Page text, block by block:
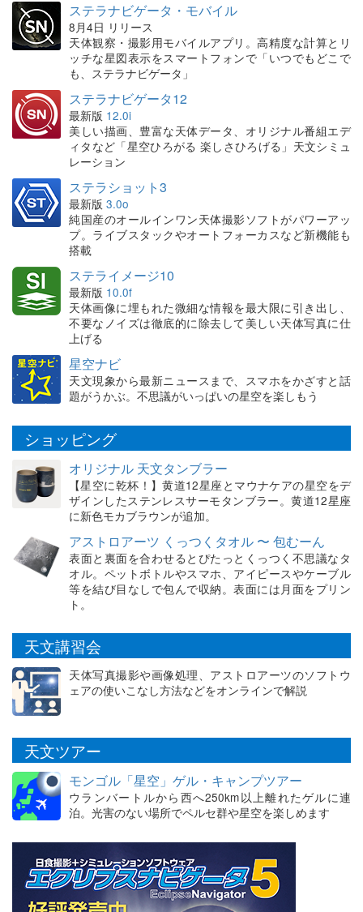
ステラナビゲータ・モバイル
8月4日 リリース
天体観察・撮影用モバイルアプリ。高精度な計算とリ
ッチな星図表示をスマートフォンで「いつでもどこで
も、ステラナビゲータ」
ステラナビゲータ12
最新版 12.0i
美しい描画、豊富な天体データ、オリジナル番組エデ
ィタなど「星空ひろがる 楽しさひろげる」天文シミュ
レーション
ステラショット3
最新版 3.0o
純国産のオールインワン天体撮影ソフトがパワーアッ
プ。ライブスタックやオートフォーカスなど新機能も
搭載
ステライメージ10
最新版 10.0f
天体画像に埋もれた微細な情報を最大限に引き出し、
不要なノイズは徹底的に除去して美しい天体写真に仕
上げる
星空ナビ
天文現象から最新ニュースまで、スマホをかざすと話
題がうかぶ。不思議がいっぱいの星空を楽しもう
ショッピング
オリジナル 天文タンブラー
【星空に乾杯！】黄道12星座とマウナケアの星空をデ
ザインしたステンレスサーモタンブラー。黄道12星座
に新色モカブラウンが追加。
アストロアーツ くっつくタオル 〜 包むーん
表面と裏面を合わせるとぴたっとくっつく不思議なタ
オル。ペットボトルやスマホ、アイピースやケーブル
等を結び目なしで包んで収納。表面には月面をプリン
ト。
天文講習会
天体写真撮影や画像処理、アストロアーツのソフトウ
ェアの使いこなし方法などをオンラインで解説
天文ツアー
モンゴル「星空」ゲル・キャンプツアー
ウランバートルから西へ250km以上離れたゲルに連
泊。光害のない場所でペルセ群や星空を楽しめます